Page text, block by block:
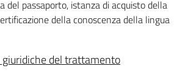
del passaporto, istanza di acquisto della
della conoscenza della lingua
giuridiche del trattamento